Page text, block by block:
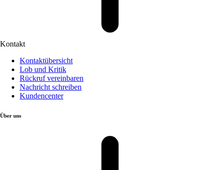
Kontakt
Kontaktübersicht
Lob und Kritik
Rückruf vereinbaren
Nachricht schreiben
Kundencenter
Über uns